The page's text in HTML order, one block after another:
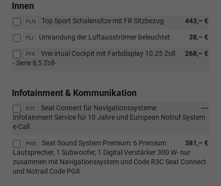
Innen
PLN 443,– €
Top Sport Schalensitze mit FR Sitzbezug
PLI 38,– €
Umrandung der Luftausströmer beleuchtet
PFK 268,– €
Vrie irtual Cockpit mit Farbdisplay 10.25 Zoll
- Serie 8,5 Zoll-
Infotainment & Kommunikation
R3C ---
Seat Connect für Navigationssysteme
Infotainment Service für 10 Jahre und European Notruf System
e-Call
PNS 381,– €
Seat Sound System Premium: 6 Premium
Lautsprecher, 1 Subwoofer, 1 Digital Verstärker 300 W- nur
zusammen mit Navigationssystem und Code R3C Seat Connect
und Notrad Code PG8